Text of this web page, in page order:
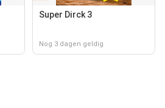
Super Dirck 3
Nog 3 dagen geldig